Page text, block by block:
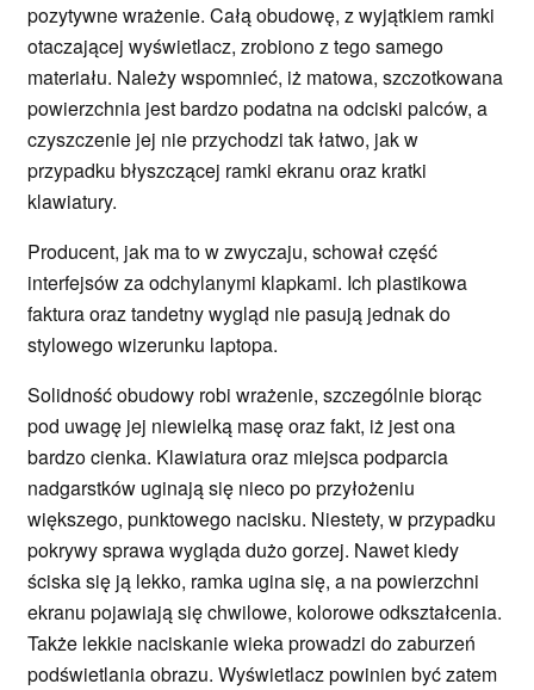
pozytywne wrażenie. Całą obudowę, z wyjątkiem ramki
otaczającej wyświetlacz, zrobiono z tego samego
materiału. Należy wspomnieć, iż matowa, szczotkowana
powierzchnia jest bardzo podatna na odciski palców, a
czyszczenie jej nie przychodzi tak łatwo, jak w
przypadku błyszczącej ramki ekranu oraz kratki
klawiatury.
Producent, jak ma to w zwyczaju, schował część
interfejsów za odchylanymi klapkami. Ich plastikowa
faktura oraz tandetny wygląd nie pasują jednak do
stylowego wizerunku laptopa.
Solidność obudowy robi wrażenie, szczególnie biorąc
pod uwagę jej niewielką masę oraz fakt, iż jest ona
bardzo cienka. Klawiatura oraz miejsca podparcia
nadgarstków uginają się nieco po przyłożeniu
większego, punktowego nacisku. Niestety, w przypadku
pokrywy sprawa wygląda dużo gorzej. Nawet kiedy
ściska się ją lekko, ramka ugina się, a na powierzchni
ekranu pojawiają się chwilowe, kolorowe odkształcenia.
Także lekkie naciskanie wieka prowadzi do zaburzeń
podświetlania obrazu. Wyświetlacz powinien być zatem